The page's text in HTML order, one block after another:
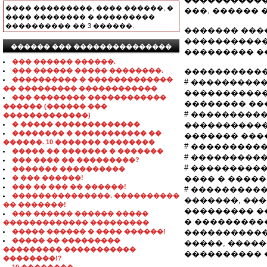
���� ���������, ���� ������, �
���� �������� � ���������
���������� �� 3 ������.
������ ��� ���������������
��� ������ ������.
��� ������ ����� ��������.
���������� � �������������
�� ��������� ������������
��� �������� ������������
������ (������ ���
�������������)
� ����� �������������
�������� � ����������� ��
������. 10 ������� ��������
����� �� ������� � �������
��� ���� �� ���������?
������� ����������
� ��� ������!
��� �� ��� �� ������!
���������������. ����������
�� �������!
��� ������ ������ �����
������������� ���������
����� ������ � ���� ������!
����� �� ���������
��������� �����������
��������!?
���, ������
�������
���������
#
��������
#
�������
#
#
#
���� �
#
�������,
���������
�
�����,
����������